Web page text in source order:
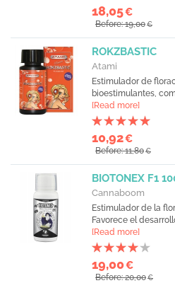
18,05€
Before: 19,00€
ROKZBASTIC
Atami
Estimulador de
bioestimulantes,
[Read more]
10,92€
Before: 11,80€
BIOTONEX F1
Cannaboom
Estimulador de la
Favorece el
[Read more]
19,00€
Before: 20,00€